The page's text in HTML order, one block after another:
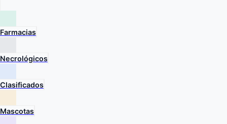
Farmacias
Necrológicos
Clasificados
Mascotas